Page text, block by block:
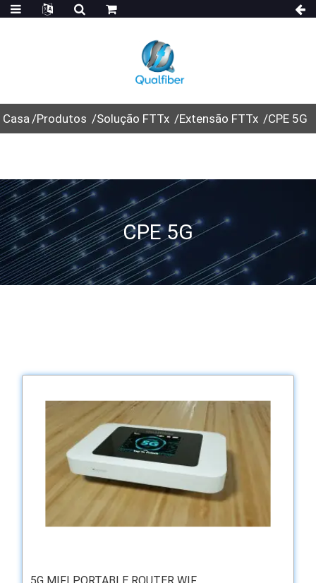
Casa Produtos Solução FTTx Extensão FTTx CPE 5G
CPE 5G